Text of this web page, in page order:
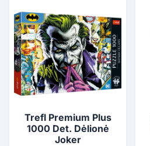
Trefl Premium Plus
1000 Det. Dėlionė
Joker